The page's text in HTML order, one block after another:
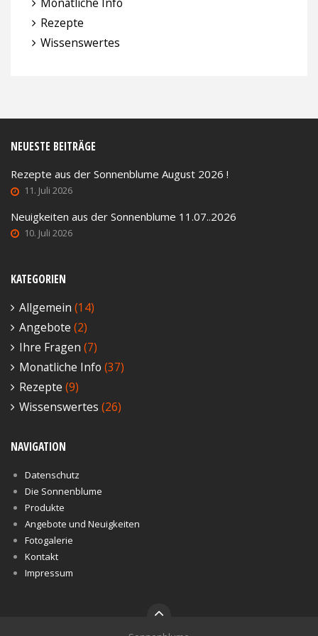
Rezepte
Wissenswertes
NEUESTE BEITRÄGE
Rezepte aus der Sonnenblume August 2026 !
11. Juli 2026
Neuigkeiten aus der Sonnenblume 11.07..2026
10. Juli 2026
KATEGORIEN
Allgemein (14)
Angebote (2)
Ihre Fragen (7)
Monatliche Info (37)
Rezepte (9)
Wissenswertes (26)
NAVIGATION
Datenschutz
Die Sonnenblume
Produkte
Angebote und Neuigkeiten
Fotogalerie
Kontakt
Impressum